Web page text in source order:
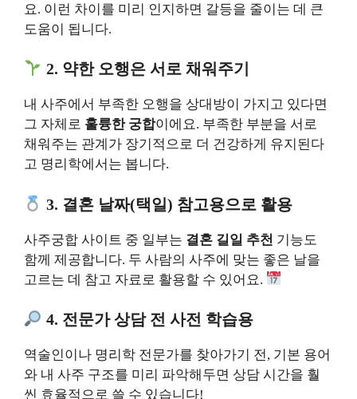
요. 이런 차이를 미리 인지하면 갈등을 줄이는 데 큰
도움이 됩니다.
2. 약한 오행은 서로 채워주기
내 사주에서 부족한 오행을 상대방이 가지고 있다면
그 자체로 훌륭한 궁합이에요. 부족한 부분을 서로
채워주는 관계가 장기적으로 더 건강하게 유지된다
고 명리학에서는 봅니다.
3. 결혼 날짜(택일) 참고용으로 활용
사주궁합 사이트 중 일부는 결혼 길일 추천 기능도
함께 제공합니다. 두 사람의 사주에 맞는 좋은 날을
고르는 데 참고 자료로 활용할 수 있어요.
4. 전문가 상담 전 사전 학습용
역술인이나 명리학 전문가를 찾아가기 전, 기본 용어
와 내 사주 구조를 미리 파악해두면 상담 시간을 훨
씬 효율적으로 쓸 수 있습니다!